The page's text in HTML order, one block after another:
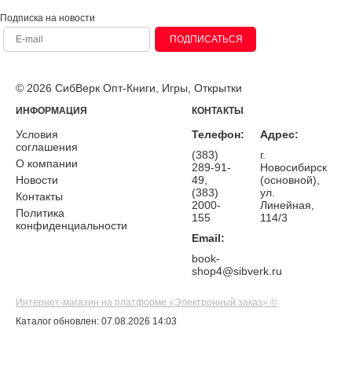
Подписка на новости
ПОДПИСАТЬСЯ
© 2026 СибВерк Опт-Книги, Игры, Открытки
ИНФОРМАЦИЯ
Условия
соглашения
О компании
Новости
Контакты
Политика
конфиденциальности
КОНТАКТЫ
Телефон:
(383)
289-91-
49,
(383)
2000-
155
Email:
book-
shop4@sibverk.ru
Адрес:
г.
Новосибирск
(основной),
ул.
Линейная,
114/3
Интернет-магазин на платформе «Электронный заказ» ©
Каталог обновлен: 07.08.2026 14:03